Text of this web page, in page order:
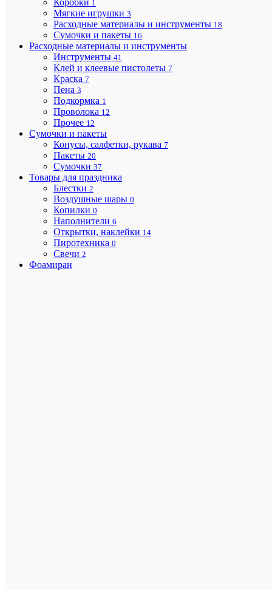
Коробки 1
Мягкие игрушки 3
Расходные материалы и инструменты 18
Сумочки и пакеты 16
Расходные материалы и инструменты
Инструменты 41
Клей и клеевые пистолеты 7
Краска 7
Пена 3
Подкормка 1
Проволока 12
Прочее 12
Сумочки и пакеты
Конусы, салфетки, рукава 7
Пакеты 20
Сумочки 37
Товары для праздника
Блестки 2
Воздушные шары 0
Копилки 0
Наполнители 6
Открытки, наклейки 14
Пиротехника 0
Свечи 2
Фоамиран